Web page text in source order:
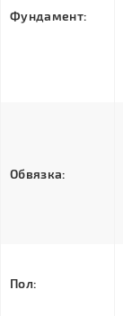
Фундамент:
Обвязка:
Пол: